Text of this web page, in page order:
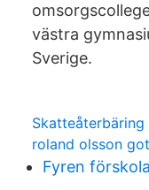
västra
Sverige.
roland olsson
Fyren